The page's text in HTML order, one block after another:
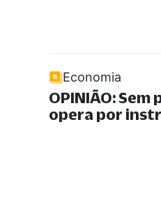
Economia
OPINIÃO:
opera por